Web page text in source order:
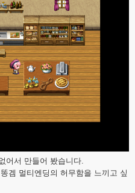
어서 만들어 봤습니다.
겜 멀티엔딩의 허무함을 느끼고 싶